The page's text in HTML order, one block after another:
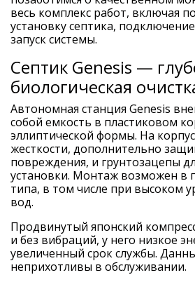
весь комплекс работ, включая
установку септика,
запуск системы.
Септик Genesis —
биологическая
Автономная станция Genesis
собой емкость в пластиковом
эллиптической формы. На
жесткости, дополнительно
повреждения, и грунтозацепы
установки. Монтаж возможен в
типа, в том числе при высоком
вод.
Продвинутый японский
и без вибраций, у него низкое
увеличенный срок службы.
неприхотливы в обслуживании.